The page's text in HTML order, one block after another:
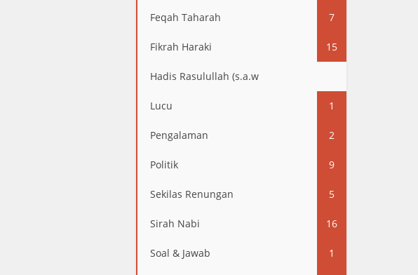
Feqah Taharah 7
Fikrah Haraki 15
Hadis Rasulullah (s.a.w
Lucu 1
Pengalaman 2
Politik 9
Sekilas Renungan 5
Sirah Nabi 16
Soal & Jawab 1